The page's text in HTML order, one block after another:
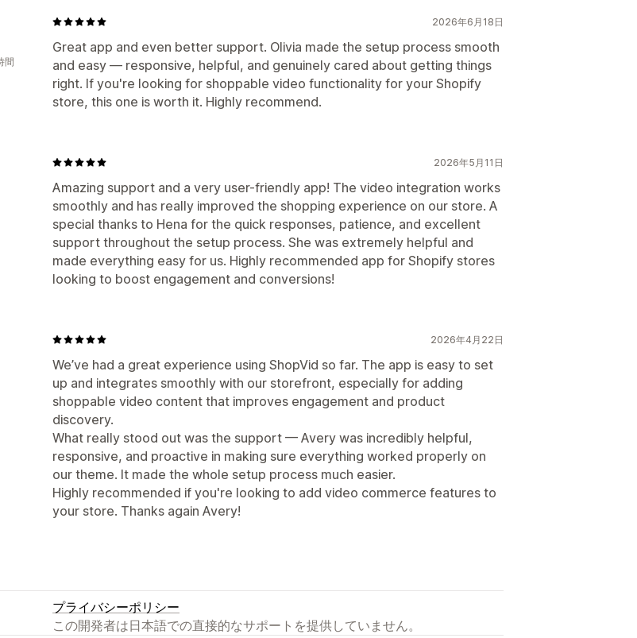
2026年6月18日
Great app and even better support. Olivia made the setup process smooth
and easy — responsive, helpful, and genuinely cared about getting things
right. If you're looking for shoppable video functionality for your Shopify
store, this one is worth it. Highly recommend.
間
2026年5月11日
Amazing support and a very user-friendly app! The video integration works
smoothly and has really improved the shopping experience on our store. A
special thanks to Hena for the quick responses, patience, and excellent
support throughout the setup process. She was extremely helpful and
made everything easy for us. Highly recommended app for Shopify stores
looking to boost engagement and conversions!
2026年4月22日
We’ve had a great experience using ShopVid so far. The app is easy to set
up and integrates smoothly with our storefront, especially for adding
shoppable video content that improves engagement and product
discovery.
What really stood out was the support — Avery was incredibly helpful,
responsive, and proactive in making sure everything worked properly on
our theme. It made the whole setup process much easier.
Highly recommended if you're looking to add video commerce features to
your store. Thanks again Avery!
プライバシーポリシー
この開発者は日本語での直接的なサポートを提供していません。